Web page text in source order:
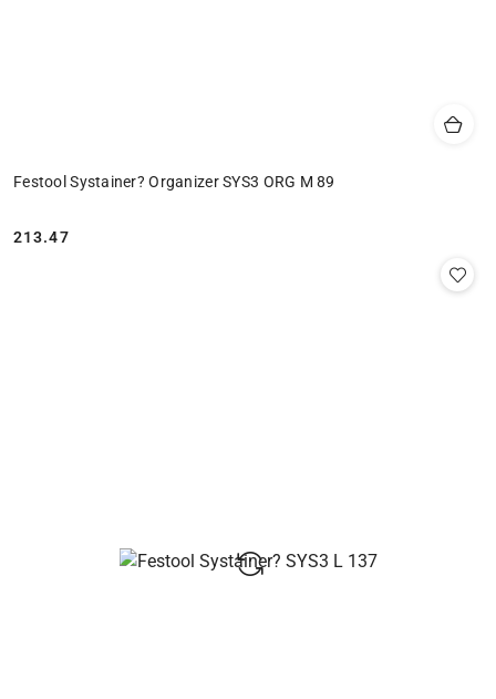
Festool Systainer? Organizer SYS3 ORG M 89
Cena:
213.47